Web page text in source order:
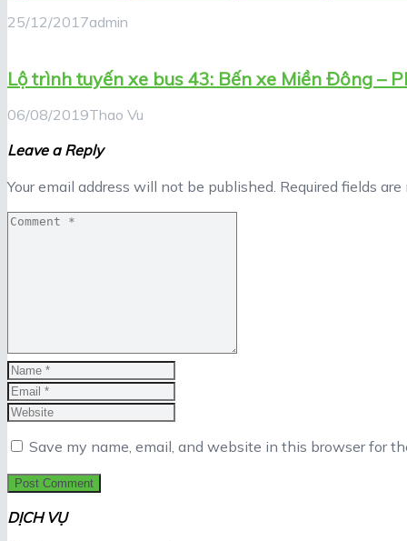
25/12/2017admin
Lộ trình tuyến xe bus 43: Bến xe Miền Đông –
06/08/2019Thao Vu
Leave a Reply
Your email address will not be published. Required fields
Save my name, email, and website in this browser for
DỊCH VỤ